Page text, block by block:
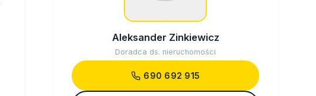
Aleksander Zinkiewicz
Doradca ds. nieruchomości
690 692 915